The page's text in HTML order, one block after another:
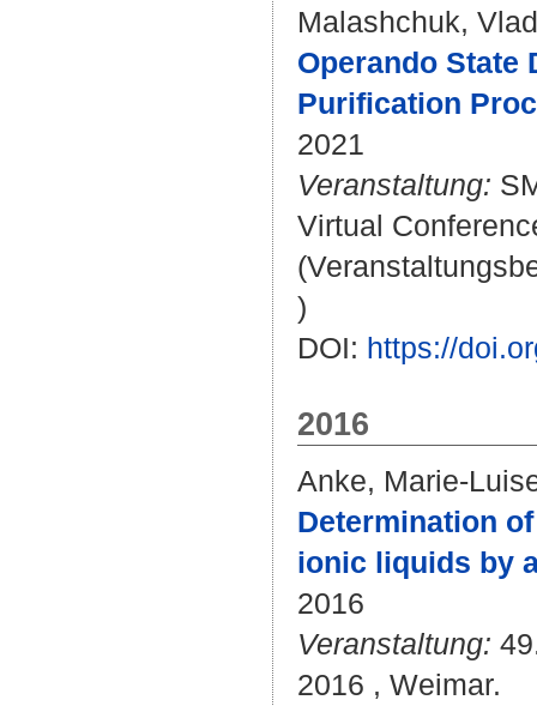
Malashchuk,
Operando State
Purification
2021
Veranstaltung:
Virtual
)
DOI: https://
2016
Anke, Marie-
Determination
ionic liquids by
2016
Veranstaltung:
2016 , Weimar.